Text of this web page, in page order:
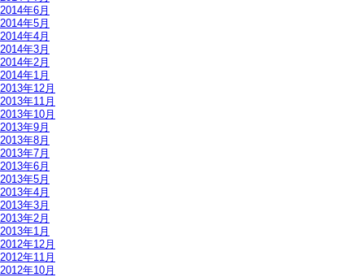
2014年6月
2014年5月
2014年4月
2014年3月
2014年2月
2014年1月
2013年12月
2013年11月
2013年10月
2013年9月
2013年8月
2013年7月
2013年6月
2013年5月
2013年4月
2013年3月
2013年2月
2013年1月
2012年12月
2012年11月
2012年10月